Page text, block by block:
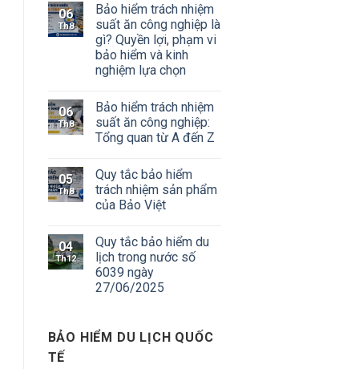
06
Th8
Bảo hiểm trách nhiệm
suất ăn công nghiệp là
gì? Quyền lợi, phạm vi
bảo hiểm và kinh
nghiệm lựa chọn
06
Th8
Bảo hiểm trách nhiệm
suất ăn công nghiệp:
Tổng quan từ A đến Z
05
Th8
Quy tắc bảo hiểm
trách nhiệm sản phẩm
của Bảo Việt
04
Th12
Quy tắc bảo hiểm du
lịch trong nước số
6039 ngày
27/06/2025
BẢO HIỂM DU LỊCH QUỐC
TẾ